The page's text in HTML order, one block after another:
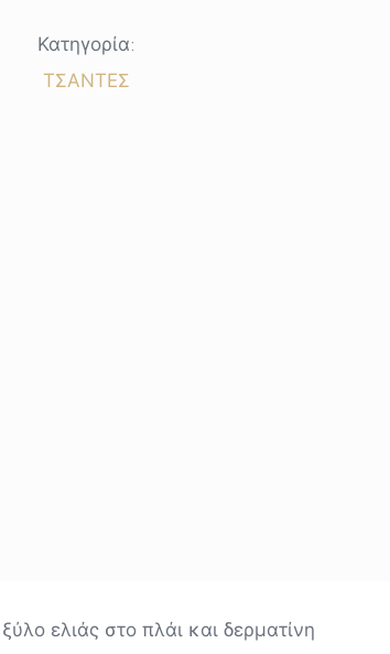
Κατηγορία:
ΤΣΑΝΤΕΣ
ελιάς στο πλάι και δερματίνη